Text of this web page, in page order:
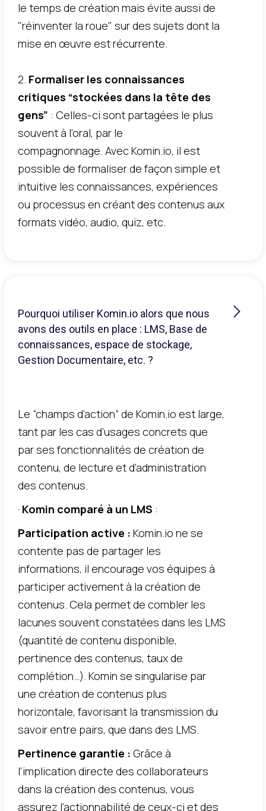
le temps de création mais évite aussi de
"réinventer la roue" sur des sujets dont la
mise en œuvre est récurrente.
2. Formaliser les connaissances
critiques “stockées dans la tête des
gens” : Celles-ci sont partagées le plus
souvent à l'oral, par le
compagnonnage. Avec Komin.io, il est
possible de formaliser de façon simple et
intuitive les connaissances, expériences
ou processus en créant des contenus aux
formats vidéo, audio, quiz, etc.
Pourquoi utiliser Komin.io alors que nous
avons des outils en place : LMS, Base de
connaissances, espace de stockage,
Gestion Documentaire, etc. ?
Le “champs d’action” de Komin.io est large,
tant par les cas d’usages concrets que
par ses fonctionnalités de création de
contenu, de lecture et d’administration
des contenus.
· Komin comparé à un LMS :
Participation active : Komin.io ne se
contente pas de partager les
informations, il encourage vos équipes à
participer activement à la création de
contenus. Cela permet de combler les
lacunes souvent constatées dans les LMS
(quantité de contenu disponible,
pertinence des contenus, taux de
complétion…). Komin se singularise par
une création de contenus plus
horizontale, favorisant la transmission du
savoir entre pairs, que dans des LMS.
Pertinence garantie : Grâce à
l'implication directe des collaborateurs
dans la création des contenus, vous
assurez l’actionnabilité de ceux-ci et des